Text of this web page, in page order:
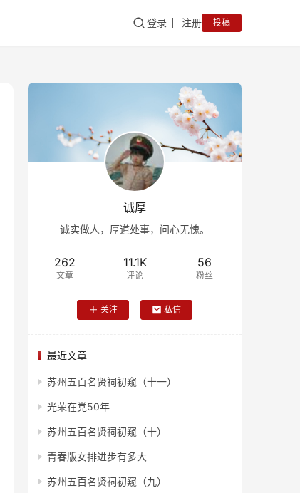
登录 注册 投稿
诚厚
诚实做人，厚道处事，问心无愧。
262
文章
11.1K
评论
56
粉丝
关注 私信
最近文章
苏州五百名贤祠初窥（十一）
光荣在党50年
苏州五百名贤祠初窥（十）
青春版女排进步有多大
苏州五百名贤祠初窥（九）